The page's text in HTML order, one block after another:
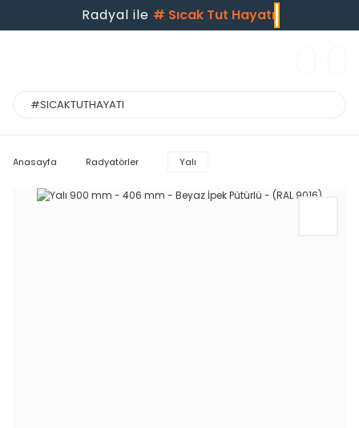
Radyal ile # Sıcak Tut Hayatı
Anasayfa Radyatörler Yalı